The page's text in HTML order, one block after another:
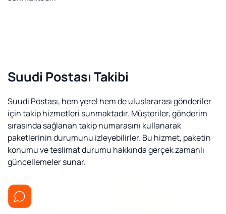
Suudi Postası Takibi
Suudi Postası, hem yerel hem de uluslararası gönderiler
için takip hizmetleri sunmaktadır. Müşteriler, gönderim
sırasında sağlanan takip numarasını kullanarak
paketlerinin durumunu izleyebilirler. Bu hizmet, paketin
konumu ve teslimat durumu hakkında gerçek zamanlı
güncellemeler sunar.